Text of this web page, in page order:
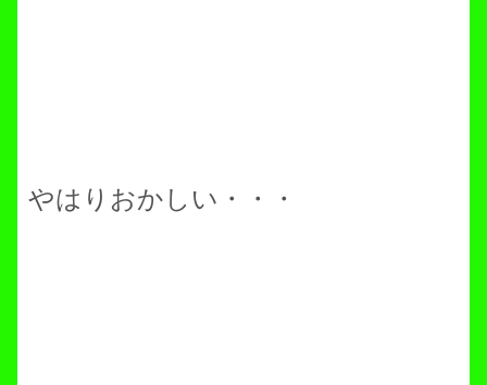
やはりおかしい・・・